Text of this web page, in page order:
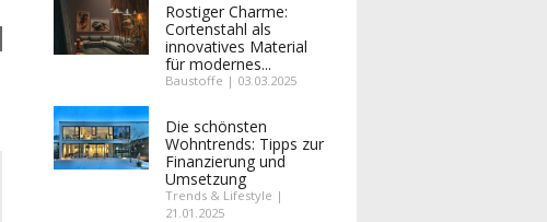
Rostiger Charme:
Cortenstahl als
innovatives Material
für modernes...
Baustoffe | 03.03.2025
Die schönsten
Wohntrends: Tipps zur
Finanzierung und
Umsetzung
Trends & Lifestyle |
21.01.2025